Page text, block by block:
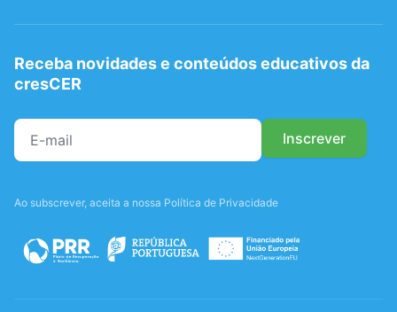
Receba novidades e conteúdos educativos da
cresCER
Ao subscrever, aceita a nossa Política de Privacidade